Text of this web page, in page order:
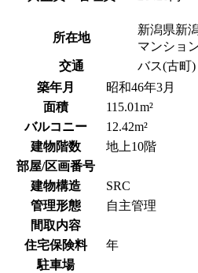
所在地
新潟県新
マンショ
交通
バス(古町)
築年月
昭和46年3月
面積
115.01m²
バルコニー
12.42m²
建物階数
地上10階
部屋/区画番号
建物構造
SRC
管理形態
自主管理
間取内容
住宅保険料
年
駐車場